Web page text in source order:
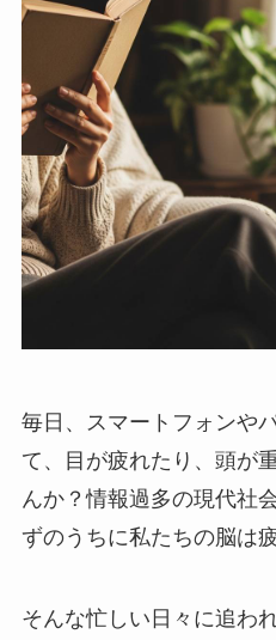
毎日、スマートフォンや
て、目が疲れたり、頭が
んか？情報過多の現代社
ずのうちに私たちの脳は
そんな忙しい日々に追わ